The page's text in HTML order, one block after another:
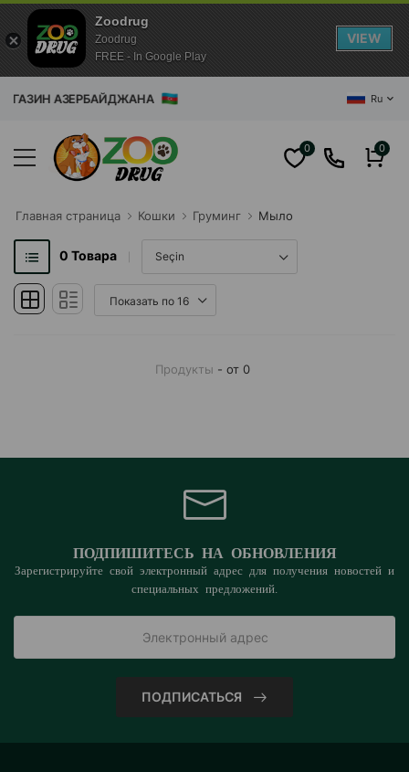
АЗЕРБАЙДЖАНА Ru
0 0
Главная cтраница Кошки Груминг Мыло
0 Товара
Продукты - от 0
ПОДПИШИТЕСЬ НА ОБНОВЛЕНИЯ
Зарегистрируйте свой электронный адрес для получения новостей и
специальных предложений.
ПОДПИСАТЬСЯ
Zoodrug
Zoodrug
FREE - In Google Play
VIEW